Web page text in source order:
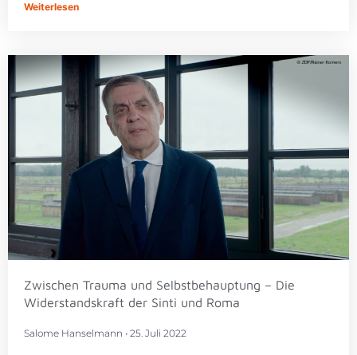
Weiterlesen
Zwischen Trauma und Selbstbehauptung – Die
Widerstandskraft der Sinti und Roma
Salome Hanselmann 25. Juli 2022